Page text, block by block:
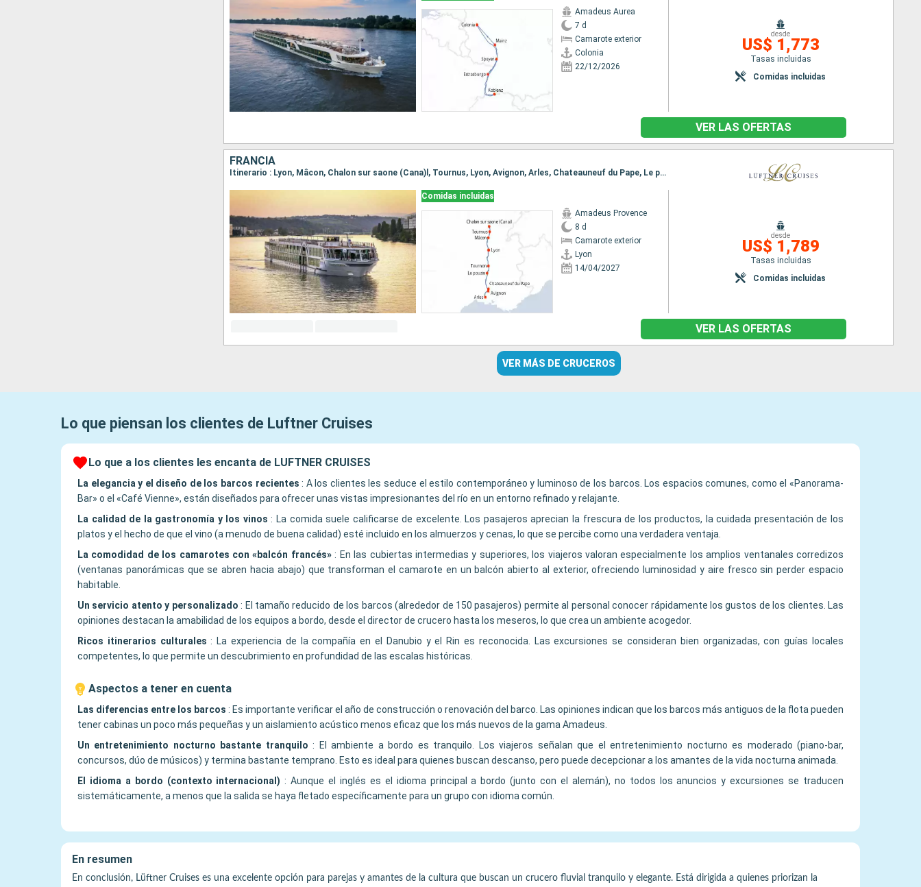
Amadeus Aurea
7 d
Camarote exterior
Colonia
22/12/2026
desde
US$ 1,773
Tasas incluidas
Comidas incluidas
VER LAS OFERTAS
FRANCIA
Itinerario : Lyon, Mâcon, Chalon sur saone (Cana)l, Tournus, Lyon, Avignon, Arles, Chateauneuf du Pape, Le pouzin, Tournon, Lyon
Comidas incluidas
Amadeus Provence
8 d
Camarote exterior
Lyon
14/04/2027
desde
US$ 1,789
Tasas incluidas
Comidas incluidas
VER LAS OFERTAS
VER MÁS DE CRUCEROS
Lo que piensan los clientes de Luftner Cruises
Lo que a los clientes les encanta de LUFTNER CRUISES
La elegancia y el diseño de los barcos recientes : A los clientes les seduce el estilo contemporáneo y luminoso de los barcos. Los espacios comunes, como el «Panorama-
Bar» o el «Café Vienne», están diseñados para ofrecer unas vistas impresionantes del río en un entorno refinado y relajante.
La calidad de la gastronomía y los vinos : La comida suele calificarse de excelente. Los pasajeros aprecian la frescura de los productos, la cuidada presentación de los
platos y el hecho de que el vino (a menudo de buena calidad) esté incluido en los almuerzos y cenas, lo que se percibe como una verdadera ventaja.
La comodidad de los camarotes con «balcón francés» : En las cubiertas intermedias y superiores, los viajeros valoran especialmente los amplios ventanales corredizos
(ventanas panorámicas que se abren hacia abajo) que transforman el camarote en un balcón abierto al exterior, ofreciendo luminosidad y aire fresco sin perder espacio
habitable.
Un servicio atento y personalizado : El tamaño reducido de los barcos (alrededor de 150 pasajeros) permite al personal conocer rápidamente los gustos de los clientes. Las
opiniones destacan la amabilidad de los equipos a bordo, desde el director de crucero hasta los meseros, lo que crea un ambiente acogedor.
Ricos itinerarios culturales : La experiencia de la compañía en el Danubio y el Rin es reconocida. Las excursiones se consideran bien organizadas, con guías locales
competentes, lo que permite un descubrimiento en profundidad de las escalas históricas.
Aspectos a tener en cuenta
Las diferencias entre los barcos : Es importante verificar el año de construcción o renovación del barco. Las opiniones indican que los barcos más antiguos de la flota pueden
tener cabinas un poco más pequeñas y un aislamiento acústico menos eficaz que los más nuevos de la gama Amadeus.
Un entretenimiento nocturno bastante tranquilo :
El ambiente a bordo es tranquilo. Los viajeros señalan que el entretenimiento nocturno es moderado (piano-bar,
concursos, dúo de músicos) y termina bastante temprano. Esto es ideal para quienes buscan descanso, pero puede decepcionar a los amantes de la vida nocturna animada.
El idioma a bordo (contexto internacional) :Aunque el inglés es el idioma principal a bordo (junto con el alemán), no todos los anuncios y excursiones se traducen
sistemáticamente, a menos que la salida se haya fletado específicamente para un grupo con idioma común.
En resumen
En conclusión, Lüftner Cruises es una excelente opción para parejas y amantes de la cultura que buscan un crucero fluvial tranquilo y elegante. Está dirigida a quienes priorizan la